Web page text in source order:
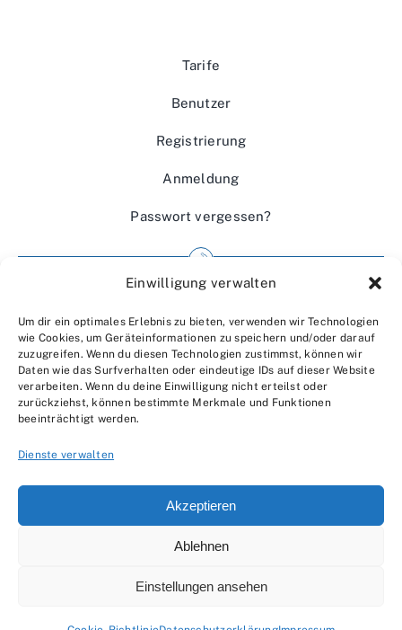
Einwilligung verwalten
Um dir ein optimales Erlebnis zu bieten, verwenden wir Technologien
wie Cookies, um Geräteinformationen zu speichern und/oder darauf
zuzugreifen. Wenn du diesen Technologien zustimmst, können wir
Daten wie das Surfverhalten oder eindeutige IDs auf dieser Website
verarbeiten. Wenn du deine Einwilligung nicht erteilst oder
zurückziehst, können bestimmte Merkmale und Funktionen
beeinträchtigt werden.
Dienste verwalten
Akzeptieren
Ablehnen
Einstellungen ansehen
Tarife
Benutzer
Registrierung
Anmeldung
Passwort vergessen?
Wir über uns
Kontakt
Datenschutzerklärung
© 2007 - 2026 •by Moveco